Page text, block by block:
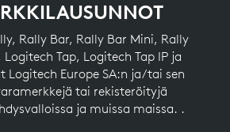
Rally Bar, Rally Bar Mini, Rally
Tap, Logitech Tap IP ja
Logitech Europe SA:n ja/tai sen
tai rekisteröityjä
ja muissa maissa. .